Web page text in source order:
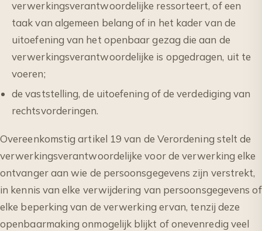
verwerkingsverantwoordelijke ressorteert, of een
taak van algemeen belang of in het kader van de
uitoefening van het openbaar gezag die aan de
verwerkingsverantwoordelijke is opgedragen, uit te
voeren;
de vaststelling, de uitoefening of de verdediging van
rechtsvorderingen.
Overeenkomstig artikel 19 van de Verordening stelt de
verwerkingsverantwoordelijke voor de verwerking elke
ontvanger aan wie de persoonsgegevens zijn verstrekt,
in kennis van elke verwijdering van persoonsgegevens of
elke beperking van de verwerking ervan, tenzij deze
openbaarmaking onmogelijk blijkt of onevenredig veel